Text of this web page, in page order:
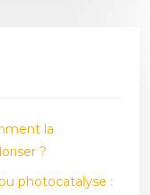
la
?
photocatalyse :